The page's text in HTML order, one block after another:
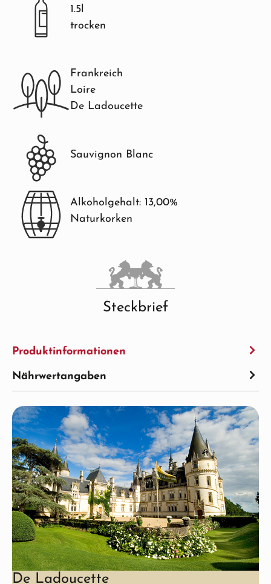
1.5l
trocken
Frankreich
Loire
De Ladoucette
Sauvignon Blanc
Alkoholgehalt: 13,00%
Naturkorken
Steckbrief
Produktinformationen
Nährwertangaben
De Ladoucette